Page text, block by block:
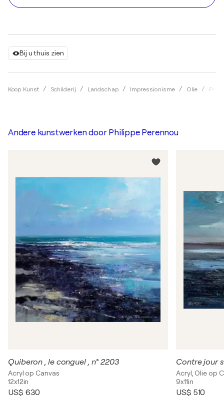
Bij u thuis zien
Koop Kunst Schilderij Landschap Impressionisme Olie
Andere kunstwerken door Philippe Perennou
Quiberon , le conguel , n° 2203
Acryl op Canvas
12x12in
US$ 630
Acryl, Olie op
9x11in
US$ 510